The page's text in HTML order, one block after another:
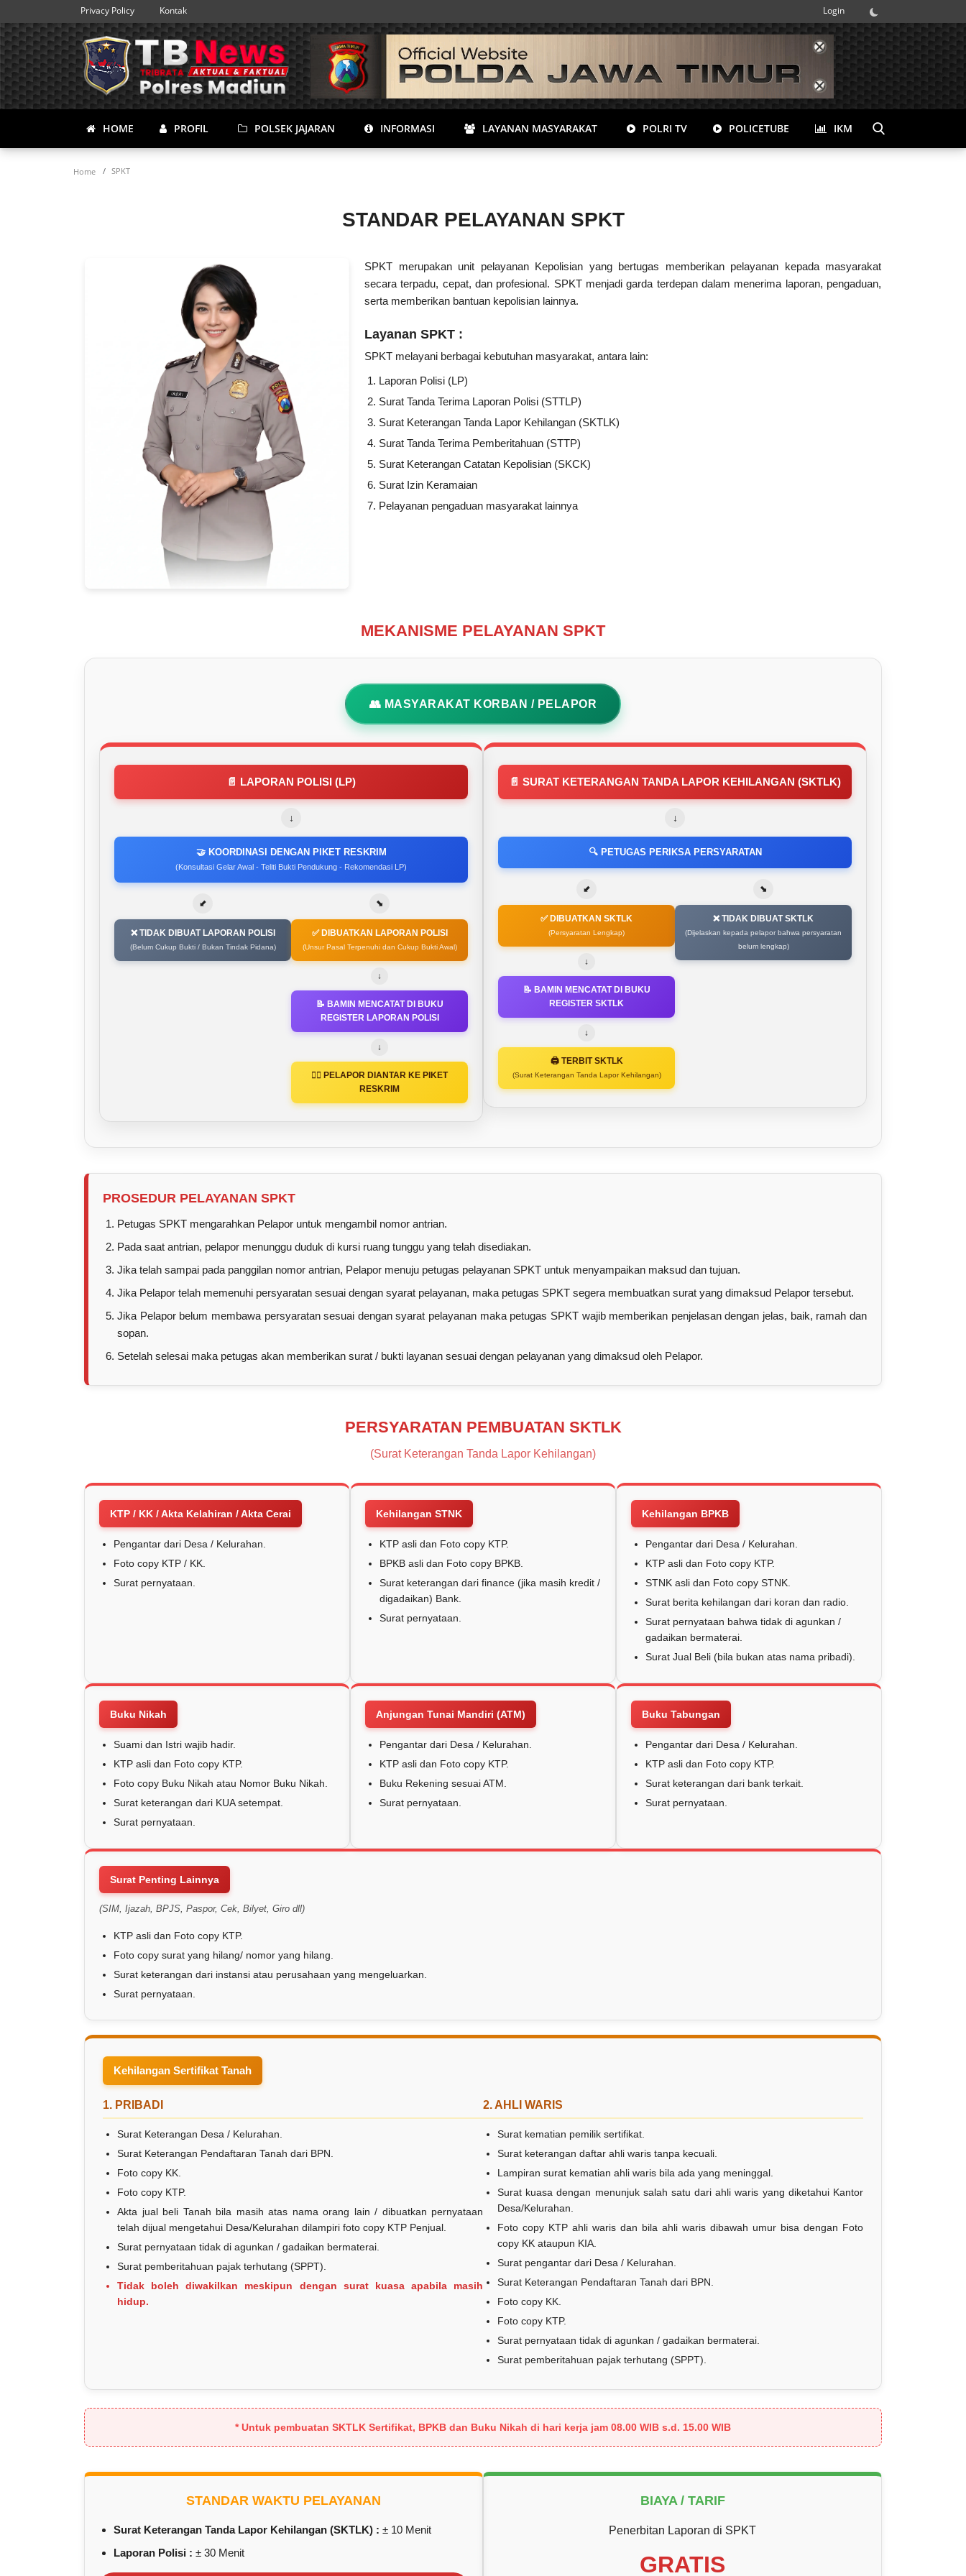
Privacy Policy Kontak Login
HOME PROFIL POLSEK JAJARAN INFORMASI LAYANAN MASYARAKAT POLRI TV POLICETUBE IKM
Home SPKT
STANDAR PELAYANAN SPKT
SPKT merupakan unit pelayanan Kepolisian yang bertugas memberikan pelayanan kepada masyarakat
secara terpadu, cepat, dan profesional. SPKT menjadi garda terdepan dalam menerima laporan, pengaduan,
serta memberikan bantuan kepolisian lainnya.
Layanan SPKT :
SPKT melayani berbagai kebutuhan masyarakat, antara lain:
Laporan Polisi (LP)
Surat Tanda Terima Laporan Polisi (STTLP)
Surat Keterangan Tanda Lapor Kehilangan (SKTLK)
Surat Tanda Terima Pemberitahuan (STTP)
Surat Keterangan Catatan Kepolisian (SKCK)
Surat Izin Keramaian
Pelayanan pengaduan masyarakat lainnya
MEKANISME PELAYANAN SPKT
👥 MASYARAKAT KORBAN / PELAPOR
📄 LAPORAN POLISI (LP)
↓
🤝 KOORDINASI DENGAN PIKET RESKRIM
(Konsultasi Gelar Awal - Teliti Bukti Pendukung - Rekomendasi LP)
⬋
❌ TIDAK DIBUAT LAPORAN POLISI
(Belum Cukup Bukti / Bukan Tindak Pidana)
⬊
✅ DIBUATKAN LAPORAN POLISI
(Unsur Pasal Terpenuhi dan Cukup Bukti Awal)
↓
📝 BAMIN MENCATAT DI BUKU
REGISTER LAPORAN POLISI
↓
🚶‍♂️ PELAPOR DIANTAR KE PIKET
RESKRIM
📄 SURAT KETERANGAN TANDA LAPOR KEHILANGAN (SKTLK)
↓
🔍 PETUGAS PERIKSA PERSYARATAN
⬋
✅ DIBUATKAN SKTLK
(Persyaratan Lengkap)
↓
📝 BAMIN MENCATAT DI BUKU
REGISTER SKTLK
↓
🖨️ TERBIT SKTLK
(Surat Keterangan Tanda Lapor Kehilangan)
⬊
❌ TIDAK DIBUAT SKTLK
(Dijelaskan kepada pelapor bahwa persyaratan
belum lengkap)
PROSEDUR PELAYANAN SPKT
Petugas SPKT mengarahkan Pelapor untuk mengambil nomor antrian.
Pada saat antrian, pelapor menunggu duduk di kursi ruang tunggu yang telah disediakan.
Jika telah sampai pada panggilan nomor antrian, Pelapor menuju petugas pelayanan SPKT untuk menyampaikan maksud dan tujuan.
Jika Pelapor telah memenuhi persyaratan sesuai dengan syarat pelayanan, maka petugas SPKT segera membuatkan surat yang dimaksud Pelapor tersebut.
Jika Pelapor belum membawa persyaratan sesuai dengan syarat pelayanan maka petugas SPKT wajib memberikan penjelasan dengan jelas, baik, ramah dan
sopan.
Setelah selesai maka petugas akan memberikan surat / bukti layanan sesuai dengan pelayanan yang dimaksud oleh Pelapor.
PERSYARATAN PEMBUATAN SKTLK
(Surat Keterangan Tanda Lapor Kehilangan)
KTP / KK / Akta Kelahiran / Akta Cerai
Pengantar dari Desa / Kelurahan.
Foto copy KTP / KK.
Surat pernyataan.
Kehilangan STNK
KTP asli dan Foto copy KTP.
BPKB asli dan Foto copy BPKB.
Surat keterangan dari finance (jika masih kredit /
digadaikan) Bank.
Surat pernyataan.
Kehilangan BPKB
Pengantar dari Desa / Kelurahan.
KTP asli dan Foto copy KTP.
STNK asli dan Foto copy STNK.
Surat berita kehilangan dari koran dan radio.
Surat pernyataan bahwa tidak di agunkan /
gadaikan bermaterai.
Surat Jual Beli (bila bukan atas nama pribadi).
Buku Nikah
Suami dan Istri wajib hadir.
KTP asli dan Foto copy KTP.
Foto copy Buku Nikah atau Nomor Buku Nikah.
Surat keterangan dari KUA setempat.
Surat pernyataan.
Anjungan Tunai Mandiri (ATM)
Pengantar dari Desa / Kelurahan.
KTP asli dan Foto copy KTP.
Buku Rekening sesuai ATM.
Surat pernyataan.
Buku Tabungan
Pengantar dari Desa / Kelurahan.
KTP asli dan Foto copy KTP.
Surat keterangan dari bank terkait.
Surat pernyataan.
Surat Penting Lainnya
(SIM, Ijazah, BPJS, Paspor, Cek, Bilyet, Giro dll)
KTP asli dan Foto copy KTP.
Foto copy surat yang hilang/ nomor yang hilang.
Surat keterangan dari instansi atau perusahaan yang mengeluarkan.
Surat pernyataan.
Kehilangan Sertifikat Tanah
1. PRIBADI
Surat Keterangan Desa / Kelurahan.
Surat Keterangan Pendaftaran Tanah dari BPN.
Foto copy KK.
Foto copy KTP.
Akta jual beli Tanah bila masih atas nama orang lain / dibuatkan pernyataan
telah dijual mengetahui Desa/Kelurahan dilampiri foto copy KTP Penjual.
Surat pernyataan tidak di agunkan / gadaikan bermaterai.
Surat pemberitahuan pajak terhutang (SPPT).
Tidak boleh diwakilkan meskipun dengan surat kuasa apabila masih
hidup.
2. AHLI WARIS
Surat kematian pemilik sertifikat.
Surat keterangan daftar ahli waris tanpa kecuali.
Lampiran surat kematian ahli waris bila ada yang meninggal.
Surat kuasa dengan menunjuk salah satu dari ahli waris yang diketahui Kantor
Desa/Kelurahan.
Foto copy KTP ahli waris dan bila ahli waris dibawah umur bisa dengan Foto
copy KK ataupun KIA.
Surat pengantar dari Desa / Kelurahan.
Surat Keterangan Pendaftaran Tanah dari BPN.
Foto copy KK.
Foto copy KTP.
Surat pernyataan tidak di agunkan / gadaikan bermaterai.
Surat pemberitahuan pajak terhutang (SPPT).
* Untuk pembuatan SKTLK Sertifikat, BPKB dan Buku Nikah di hari kerja jam 08.00 WIB s.d. 15.00 WIB
STANDAR WAKTU PELAYANAN
Surat Keterangan Tanda Lapor Kehilangan (SKTLK) : ± 10 Menit
Laporan Polisi : ± 30 Menit
BIAYA / TARIF
Penerbitan Laporan di SPKT
GRATIS